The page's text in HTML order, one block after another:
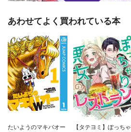
あわせてよく買われている本
たいようのマキバオー
【タテヨミ】ぽっちゃ